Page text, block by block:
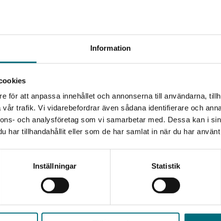
Information
för att anpassa innehållet och annonserna till användarna,
trafik. Vi vidarebefordrar även sådana identifierare och
och analysföretag som vi samarbetar med. Dessa kan i
har tillhandahållit eller som de har samlat in när du har
Inställningar Statistik
Begränsad fraktregion
Det verkar som att du besöker nyponochviljaforlag.se via
en enhet utanför Sverige. Vi erbjuder inte leveranser
utanför Sverige. För att kunna slutföra ett köp måste
leveransadressen vara i Sverige.
Men hon glömmer det viktigaste: att hitta på
Sanna från att fixa sitt teaternummer. På kort tid
Det blir succé! Knasigt och humoristiskt blir det
sig till barn i åldern 6-9 år.
ett lättare språk och ett innehåll anpassat för den
Böckerna om Sanna ligger på nivå 3 av 6.